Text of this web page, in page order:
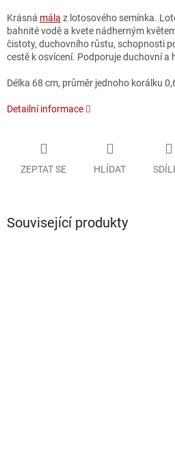
Krásná mála z lotosového semínka.
bahnité vodě a kvete nádherným
čistoty, duchovního růstu, schopnosti
cestě k osvícení. Podporuje duchovní a
Délka 68 cm, průměr jednoho korálku
Detailní informace
ZEPTAT SE HLÍDAT
Související produkty